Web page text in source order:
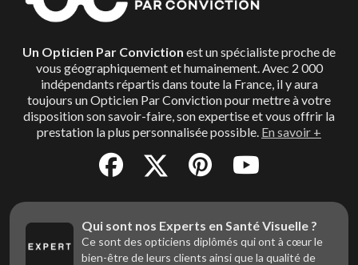
Un Opticien Par Conviction est un spécialiste proche de
vous géographiquement et humainement. Avec 2 000
indépendants répartis dans toute la France, il y aura
toujours un Opticien Par Conviction pour mettre à votre
disposition son savoir-faire, son expertise et vous offrir la
prestation la plus personnalisée possible. En savoir +
Qui sont nos Experts en Santé Visuelle ?
Ce sont des opticiens diplômés qui ont à cœur le
bien-être de leurs clients ainsi que la qualité de